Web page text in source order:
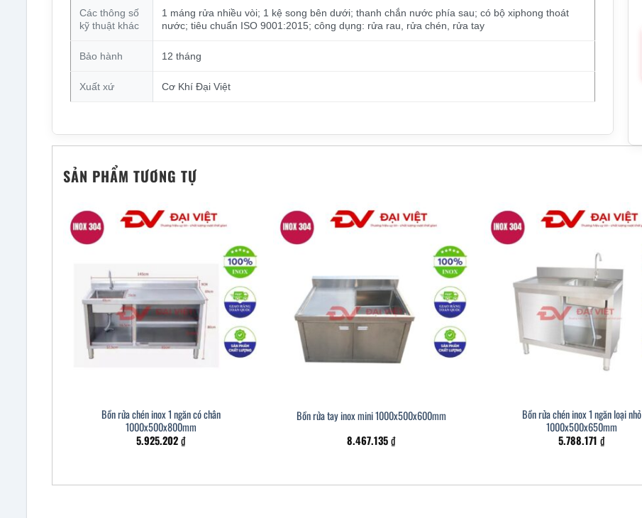
Các thông số
kỹ thuật khác
1 máng rửa nhiều vòi; 1 kệ song bên dưới; thanh chắn nước phía sau; có bộ xiphong thoát
nước; tiêu chuẩn ISO 9001:2015; công dụng: rửa rau, rửa chén, rửa tay
Bảo hành 12 tháng
Xuất xứ Cơ Khí Đại Việt
SẢN PHẨM TƯƠNG TỰ
Bồn rửa chén inox 1 ngăn có chân
1000x500x800mm
5.925.202₫
Bồn rửa tay inox mini 1000x500x600mm
8.467.135₫
Bồn rửa chén inox 1 ngăn loại nhỏ
1000x500x650mm
5.788.171₫